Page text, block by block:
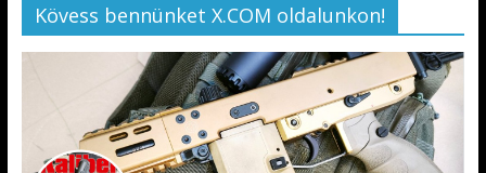
Kövess bennünket X.COM oldalunkon!